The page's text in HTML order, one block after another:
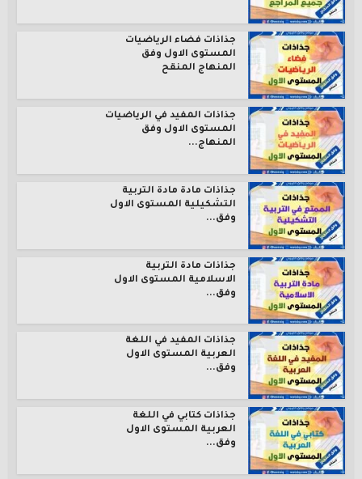
جذاذات فضاء الرياضيات
المستوى الاول وفق
المنهاج المنقح
جذاذات المفيد في الرياضيات
المستوى الاول وفق
المنهاج...
جذاذات مادة مادة التربية
التشكيلية المستوى الاول
وفق...
جذاذات مادة التربية
الاسلامية المستوى الاول
وفق...
جذاذات المفيد في اللغة
العربية المستوى الاول
وفق...
جذاذات كتابي في اللغة
العربية المستوى الاول
وفق...